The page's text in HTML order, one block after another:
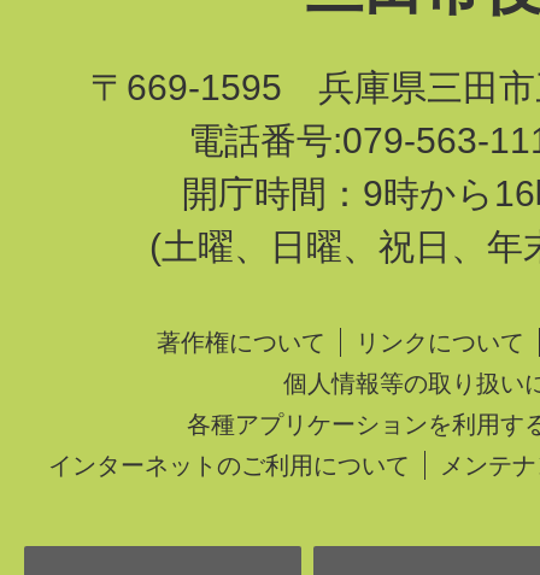
〒669-1595 兵庫県三田市
電話番号:079-563-
開庁時間：9時から
(土曜、日曜、祝日、年
著作権について
リンクについて
個人情報等の取り扱い
各種アプリケーションを利用す
インターネットのご利用について
メンテ